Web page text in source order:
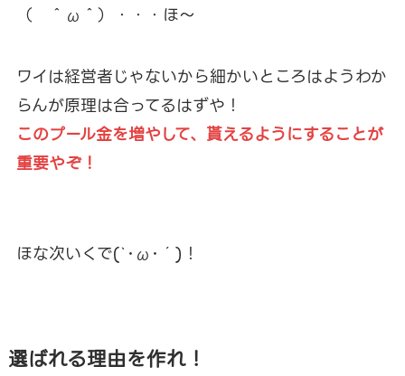
（ ＾ω＾）・・・ほ～
ワイは経営者じゃないから細かいところはようわか
らんが原理は合ってるはずや！
このプール金を増やして、貰えるようにすることが
重要やぞ！
ほな次いくで(`･ω･´)！
選ばれる理由を作れ！